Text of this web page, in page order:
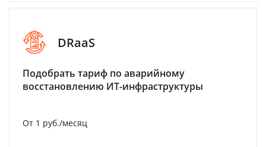
DRaaS
Подобрать тариф по аварийному
восстановлению ИТ-инфраструктуры
От 1 руб./месяц